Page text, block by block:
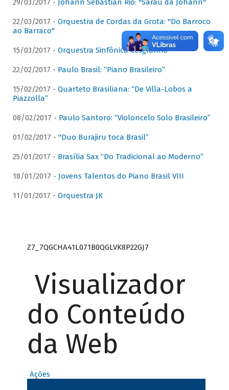
29/03/2017 - Johann Sebastian Rio: "Sarau da Johann"
22/03/2017 - Orquestra de Cordas da Grota: "Do Barroco
ao Barraco"
15/03/2017 - Orquestra Sinfônica Cesgranrio
22/02/2017 - Paulo Brasil: “Piano Brasileiro”
15/02/2017 - Quarteto Brasiliana: “De Villa-Lobos a
Piazzolla”
08/02/2017 - Paulo Santoro: “Violoncelo Solo Brasileiro”
01/02/2017 - "Duo Burajiru toca Brasil”
25/01/2017 - Brasília Sax “Do Tradicional ao Moderno”
18/01/2017 - Jovens Talentos do Piano Brasil VIII
11/01/2017 - Orquestra JK
Z7_7QGCHA41L071B0QGLVK8P22GJ7
Visualizador
do Conteúdo
da Web
Ações